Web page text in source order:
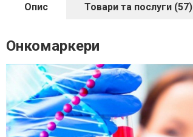
Опис Товари та послуги (57)
Онкомаркери